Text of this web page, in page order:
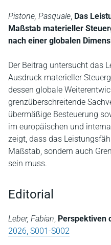
Pistone, Pasquale, Das
Maßstab materieller
nach einer globalen
Der Beitrag untersucht das
Ausdruck materieller
dessen globale
grenzüberschreitende
übermäßige Besteuerung
im europäischen und
zeigt, dass das
Maßstab, sondern auch
sein muss.
Editorial
Leber, Fabian, Perspektiven
2026, S001-S002